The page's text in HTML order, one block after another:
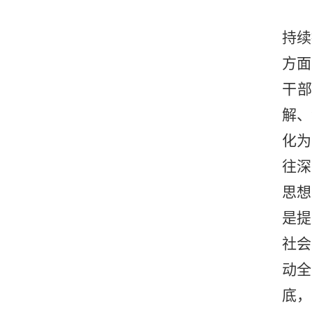
持
方
干
解
化
往
思
是
社
动
底